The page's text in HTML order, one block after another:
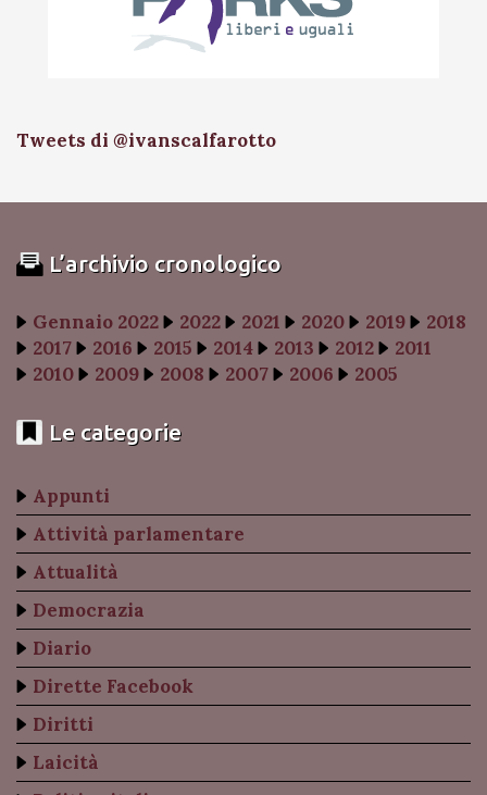
Tweets di @ivanscalfarotto
L’archivio cronologico
Gennaio 2022 2022 2021 2020 2019
2018
2017
2016 2015 2014 2013 2012
2011
2010
2009 2008 2007 2006 2005
Le categorie
Appunti
Attività parlamentare
Attualità
Democrazia
Diario
Dirette Facebook
Diritti
Laicità